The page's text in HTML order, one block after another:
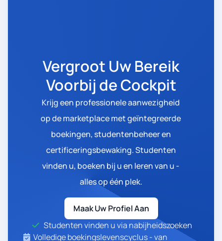
Vergroot Uw Bereik
Voorbij de Cockpit
Krijg een professionele aanwezigheid
op de marketplace met geïntegreerde
boekingen, studentenbeheer en
certificeringsbewaking. Studenten
vinden u, boeken bij u en leren van u -
alles op één plek.
Maak Uw Profiel Aan
Studenten vinden u via nabijheidszoeken
Volledige boekingslevenscyclus - van